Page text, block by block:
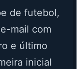
de futebol,
mail com
e último
inicial